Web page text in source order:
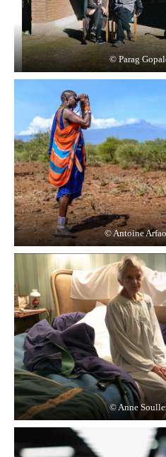
© Parag
© Antoine
© Anne